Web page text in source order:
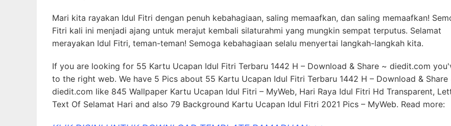
Mari kita rayakan Idul Fitri dengan penuh kebahagiaan, saling memaafkan, dan saling memaafkan!
Fitri kali ini menjadi ajang untuk merajut kembali silaturahmi yang mungkin sempat terputus. Selamat
merayakan Idul Fitri, teman-teman! Semoga kebahagiaan selalu menyertai langkah-langkah kita.
If you are looking for 55 Kartu Ucapan Idul Fitri Terbaru 1442 H – Download & Share ~ diedit.com
to the right web. We have 5 Pics about 55 Kartu Ucapan Idul Fitri Terbaru 1442 H – Download & Share
diedit.com like 845 Wallpaper Kartu Ucapan Idul Fitri – MyWeb, Hari Raya Idul Fitri Hd Transparent,
Text Of Selamat Hari and also 79 Background Kartu Ucapan Idul Fitri 2021 Pics – MyWeb. Read more: